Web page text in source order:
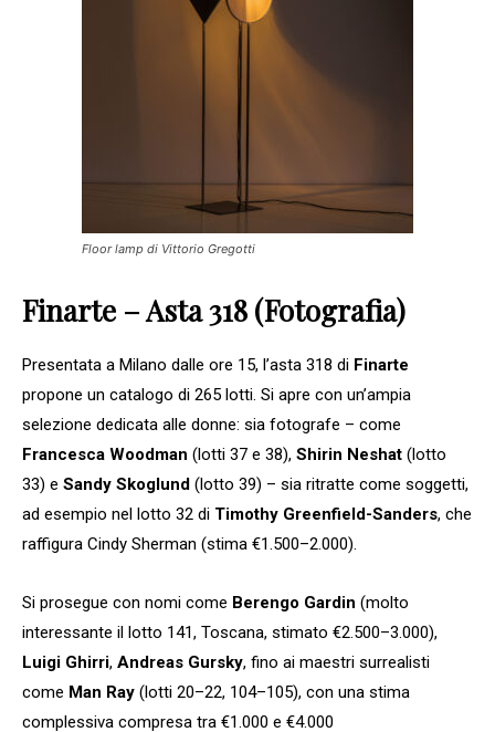
Floor lamp di Vittorio Gregotti
Finarte – Asta 318 (Fotografia)
Presentata a Milano dalle ore 15, l’asta 318 di Finarte
propone un catalogo di 265 lotti. Si apre con un’ampia
selezione dedicata alle donne: sia fotografe – come
Francesca Woodman (lotti 37 e 38), Shirin Neshat (lotto
33) e Sandy Skoglund (lotto 39) – sia ritratte come soggetti,
ad esempio nel lotto 32 di Timothy Greenfield-Sanders, che
raffigura Cindy Sherman (stima €1.500–2.000).
Si prosegue con nomi come Berengo Gardin (molto
interessante il lotto 141, Toscana, stimato €2.500–3.000),
Luigi Ghirri, Andreas Gursky, fino ai maestri surrealisti
come Man Ray (lotti 20–22, 104–105), con una stima
complessiva compresa tra €1.000 e €4.000